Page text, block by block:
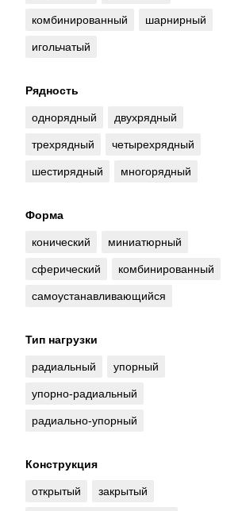
комбинированный шарнирный
игольчатый
Рядность
однорядный двухрядный
трехрядный четырехрядный
шестирядный многорядный
Форма
конический миниатюрный
сферический комбинированный
самоустанавливающийся
Тип нагрузки
радиальный упорный
упорно-радиальный
радиально-упорный
Конструкция
открытый закрытый